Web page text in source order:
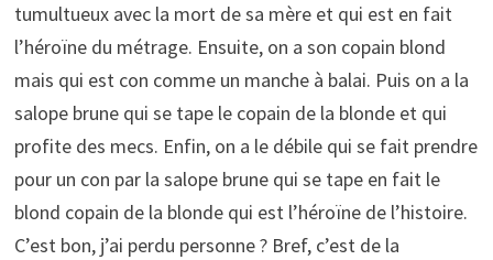
tumultueux avec la mort de sa mère et qui est en fait
l’héroïne du métrage. Ensuite, on a son copain blond
mais qui est con comme un manche à balai. Puis on a la
salope brune qui se tape le copain de la blonde et qui
profite des mecs. Enfin, on a le débile qui se fait prendre
pour un con par la salope brune qui se tape en fait le
blond copain de la blonde qui est l’héroïne de l’histoire.
C’est bon, j’ai perdu personne ? Bref, c’est de la